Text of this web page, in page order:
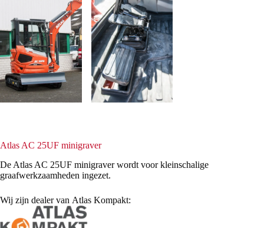
Atlas AC 25UF minigraver
De Atlas AC 25UF minigraver wordt voor kleinschalige
graafwerkzaamheden ingezet.
Wij zijn dealer van Atlas Kompakt: